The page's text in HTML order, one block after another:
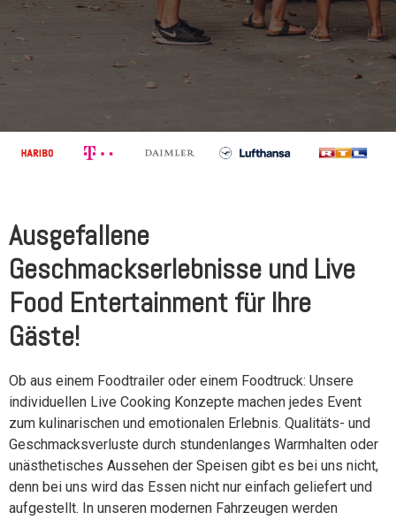
Ausgefallene
Geschmackserlebnisse und Live
Food Entertainment für Ihre
Gäste!
Ob aus einem Foodtrailer oder einem Foodtruck: Unsere
individuellen Live Cooking Konzepte machen jedes Event
zum kulinarischen und emotionalen Erlebnis. Qualitäts- und
Geschmacksverluste durch stundenlanges Warmhalten oder
unästhetisches Aussehen der Speisen gibt es bei uns nicht,
denn bei uns wird das Essen nicht nur einfach geliefert und
aufgestellt. In unseren modernen Fahrzeugen werden